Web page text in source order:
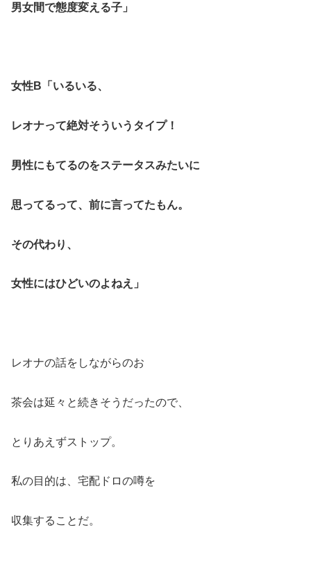
男女間で態度変える子」
女性B「いるいる、
レオナって絶対そういうタイプ！
男性にもてるのをステータスみたいに
思ってるって、前に言ってたもん。
その代わり、
女性にはひどいのよねえ」
レオナの話をしながらのお
茶会は延々と続きそうだったので、
とりあえずストップ。
私の目的は、宅配ドロの噂を
収集することだ。